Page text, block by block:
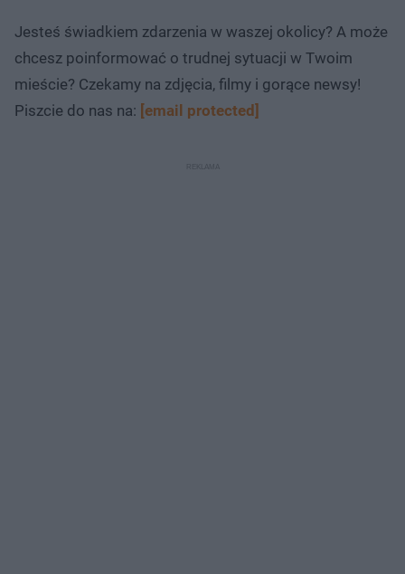
Jesteś świadkiem zdarzenia w waszej okolicy? A może
chcesz poinformować o trudnej sytuacji w Twoim
mieście? Czekamy na zdjęcia, filmy i gorące newsy!
Piszcie do nas na: [email protected]